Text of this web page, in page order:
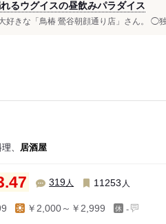
るウグイスの昼飲みパラダイス
好きな「鳥椿 鶯谷朝顔通り店」さん。 ◯
、 居酒屋
319人 11253 人
￥2,000～￥2,999 -